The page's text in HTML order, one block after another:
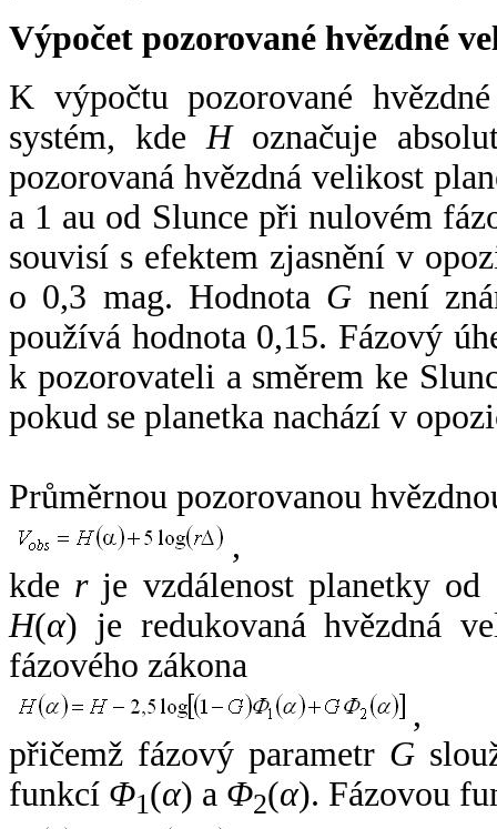
Výpočet pozorované hvězdné
K výpočtu pozorované
systém, kde Hoznačuje
pozorovaná hvězdná velikost
a 1 au od Slunce při nulovém
souvisí s efektem zjasnění v
o 0,3 mag. Hodnota G není
používá hodnota 0,15. Fázový
k pozorovateli a směrem ke
pokud se planetka nachází v
Průměrnou pozorovanou
,
kde rje vzdálenost planetky od
H(α) je redukovaná hvězdná
fázového zákona
,
přičemž fázový parametr G
funkcí Φ1(α) a Φ2(α). Fázovou